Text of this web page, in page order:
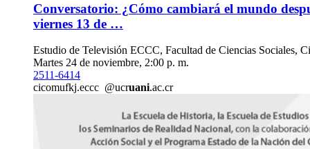
Conversatorio: ¿Cómo cambiará el mundo
viernes 13 de …
Estudio de Televisión ECCC, Facultad de Ciencias Sociales,
Martes 24 de noviembre, 2:00 p. m.
2511-6414
cicomufkj.eccc @ucruani.ac.cr